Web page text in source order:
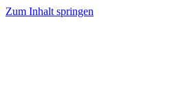
Zum Inhalt springen